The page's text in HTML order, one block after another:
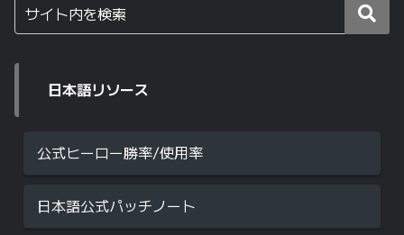
日本語リソース
公式ヒーロー勝率/使用率
日本語公式パッチノート